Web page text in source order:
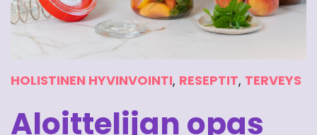
HOLISTINEN HYVINVOINTI, RESEPTIT, TERVEYS
Aloittelijan opas